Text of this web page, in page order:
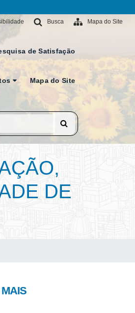
Mapa do Site
Busca
de Satisfação
Mapa do Site
DE